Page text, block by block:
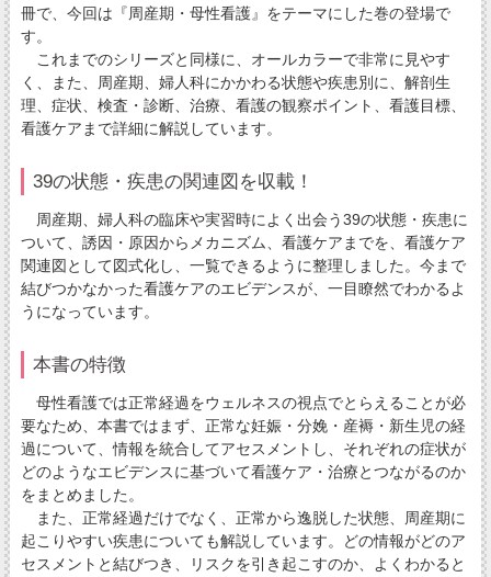
冊で、今回は『周産期・母性看護』をテーマにした巻の登場で
す。
これまでのシリーズと同様に、オールカラーで非常に見やす
く、また、周産期、婦人科にかかわる状態や疾患別に、解剖生
理、症状、検査・診断、治療、看護の観察ポイント、看護目標、
看護ケアまで詳細に解説しています。
39の状態・疾患の関連図を収載！
周産期、婦人科の臨床や実習時によく出会う39の状態・疾患に
ついて、誘因・原因からメカニズム、看護ケアまでを、看護ケア
関連図として図式化し、一覧できるように整理しました。今まで
結びつかなかった看護ケアのエビデンスが、一目瞭然でわかるよ
うになっています。
本書の特徴
母性看護では正常経過をウェルネスの視点でとらえることが必
要なため、本書ではまず、正常な妊娠・分娩・産褥・新生児の経
過について、情報を統合してアセスメントし、それぞれの症状が
どのようなエビデンスに基づいて看護ケア・治療とつながるのか
をまとめました。
また、正常経過だけでなく、正常から逸脱した状態、周産期に
起こりやすい疾患についても解説しています。どの情報がどのア
セスメントと結びつき、リスクを引き起こすのか、よくわかると